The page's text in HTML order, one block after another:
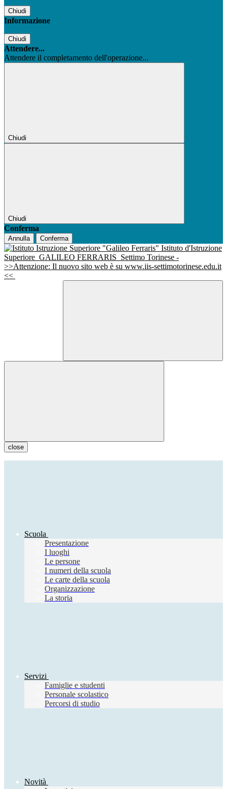
Chiudi
Informazione
Chiudi
Attendere...
Attendere il completamento dell'operazione...
Chiudi
Chiudi
Conferma
Annulla Conferma
Istituto d'Istruzione
Superiore GALILEO FERRARIS Settimo Torinese -
>>Attenzione: Il nuovo sito web è su www.iis-settimotorinese.edu.it
<<
close
Scuola
Presentazione
I luoghi
Le persone
I numeri della scuola
Le carte della scuola
Organizzazione
La storia
Servizi
Famiglie e studenti
Personale scolastico
Percorsi di studio
Novità